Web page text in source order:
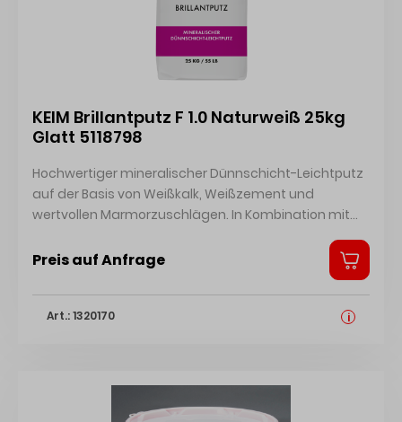
Sicherheitsdatenblatt B
KEIM Brillantputz F 1.0 Naturweiß 25kg
Glatt 5118798
Hochwertiger mineralischer Dünnschicht-Leichtputz
auf der Basis von Weißkalk, Weißzement und
wertvollen Marmorzuschlägen. In Kombination mit
Untergründe. Deckbeschichtung für Wärmedämm-
Technisches Merkblatt Zertifikat
Preis auf Anfrage
Art.: 1320170 i